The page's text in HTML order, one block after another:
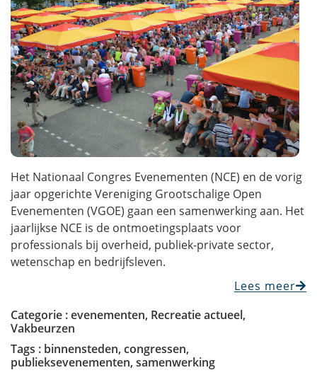
Het Nationaal Congres Evenementen (NCE) en de vorig
jaar opgerichte Vereniging Grootschalige Open
Evenementen (VGOE) gaan een samenwerking aan. Het
jaarlijkse NCE is de ontmoetingsplaats voor
professionals bij overheid, publiek-private sector,
wetenschap en bedrijfsleven.
Lees meer
Categorie :evenementen, Recreatie actueel,
Vakbeurzen
Tags : binnensteden, congressen,
publieksevenementen, samenwerking